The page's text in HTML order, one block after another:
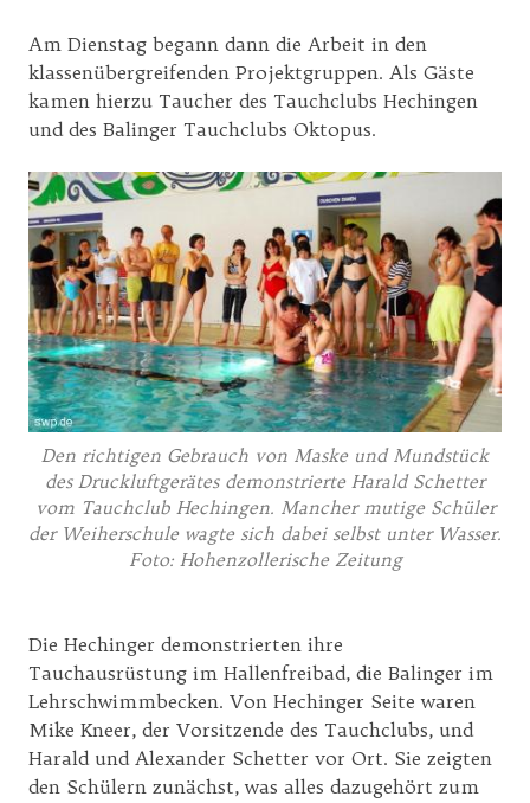
Am Dienstag begann dann die Arbeit in den
klassenübergreifenden Projektgruppen. Als Gäste
kamen hierzu Taucher des Tauchclubs Hechingen
und des Balinger Tauchclubs Oktopus.
Den richtigen Gebrauch von Maske und Mundstück
des Druckluftgerätes demonstrierte Harald Schetter
vom Tauchclub Hechingen. Mancher mutige Schüler
der Weiherschule wagte sich dabei selbst unter Wasser.
Foto: Hohenzollerische Zeitung
Die Hechinger demonstrierten ihre
Tauchausrüstung im Hallenfreibad, die Balinger im
Lehrschwimmbecken. Von Hechinger Seite waren
Mike Kneer, der Vorsitzende des Tauchclubs, und
Harald und Alexander Schetter vor Ort. Sie zeigten
den Schülern zunächst, was alles dazugehört zum